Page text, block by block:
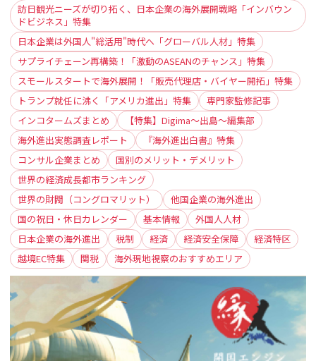
訪日観光ニーズが切り拓く、日本企業の海外展開戦略「インバウン
ドビジネス」特集
日本企業は外国人"総活用"時代へ「グローバル人材」特集
サプライチェーン再構築！「激動のASEANのチャンス」特集
スモールスタートで海外展開！「販売代理店・バイヤー開拓」特集
トランプ就任に沸く「アメリカ進出」特集
専門家監修記事
インコタームズまとめ
【特集】Digima〜出島〜編集部
海外進出実態調査レポート
『海外進出白書』特集
コンサル企業まとめ
国別のメリット・デメリット
世界の経済成長都市ランキング
世界の財閥（コングロマリット）
他国企業の海外進出
国の祝日・休日カレンダー
基本情報
外国人人材
日本企業の海外進出
税制 経済 経済安全保障
経済特区
越境EC特集
関税 海外現地視察のおすすめエリア